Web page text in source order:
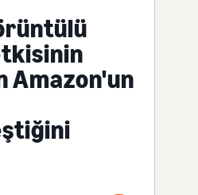
Amazon'un